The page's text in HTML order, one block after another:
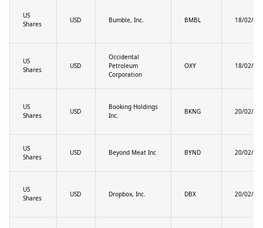
US
Shares
USD Bumble, Inc. BMBL 18/02/
US
Shares
USD
Occidental
Petroleum
Corporation
OXY 18/02/
US
Shares
USD
Booking Holdings
Inc.
BKNG 20/02/
US
Shares
USD Beyond Meat Inc BYND 20/02/
US
Shares
USD Dropbox, Inc. DBX 20/02/